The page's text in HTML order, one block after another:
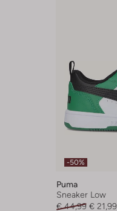
-50%
Puma
Sneaker Low
€ 44,99 € 21,99